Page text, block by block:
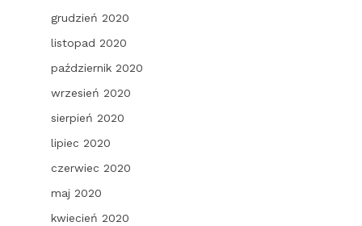
grudzień 2020
listopad 2020
październik 2020
wrzesień 2020
sierpień 2020
lipiec 2020
czerwiec 2020
maj 2020
kwiecień 2020